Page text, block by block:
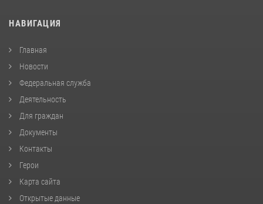
НАВИГАЦИЯ
Главная
Новости
Федеральная служба
Деятельность
Для граждан
Документы
Контакты
Герои
Карта сайта
Открытые данные